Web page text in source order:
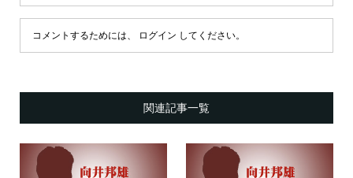
コメントするためには、 ログイン してください。
関連記事一覧